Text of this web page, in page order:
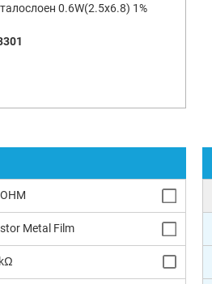
0.6W(2.5x6.8) 1%
Metal Film